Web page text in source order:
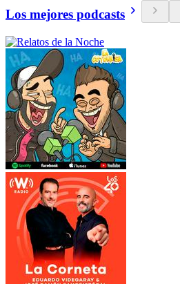
Los mejores podcasts